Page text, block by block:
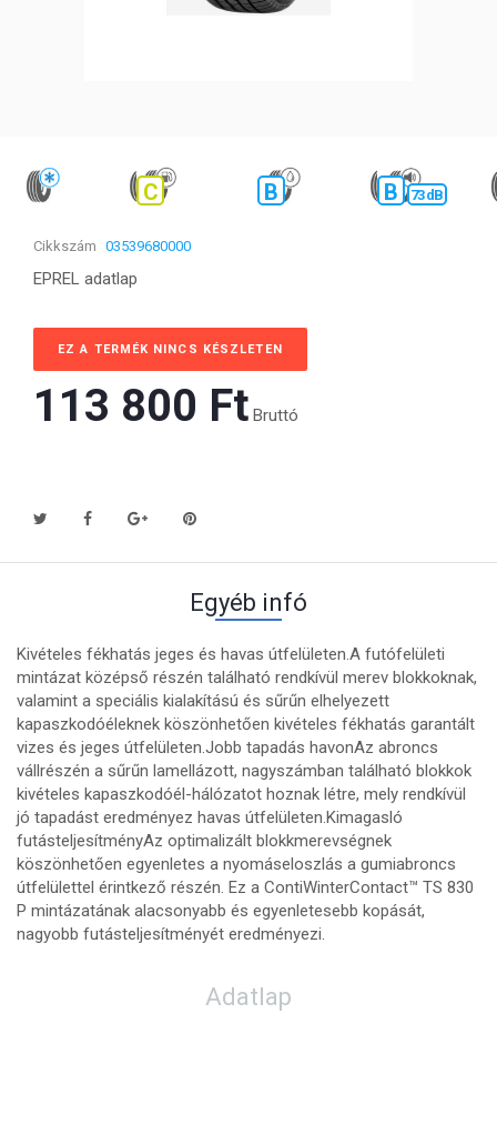
C B B 73 dB
Cikkszám 03539680000
EPREL adatlap
EZ A TERMÉK NINCS KÉSZLETEN
113 800 Ft‎ Bruttó
Egyéb infó
Kivételes fékhatás jeges és havas útfelületen.A futófelületi
mintázat középső részén található rendkívül merev blokkoknak,
valamint a speciális kialakítású és sűrűn elhelyezett
kapaszkodóéleknek köszönhetően kivételes fékhatás garantált
vizes és jeges útfelületen.Jobb tapadás havonAz abroncs
vállrészén a sűrűn lamellázott, nagyszámban található blokkok
kivételes kapaszkodóél-hálózatot hoznak létre, mely rendkívül
jó tapadást eredményez havas útfelületen.Kimagasló
futásteljesítményAz optimalizált blokkmerevségnek
köszönhetően egyenletes a nyomáseloszlás a gumiabroncs
útfelülettel érintkező részén. Ez a ContiWinterContact™ TS 830
P mintázatának alacsonyabb és egyenletesebb kopását,
nagyobb futásteljesítményét eredményezi.
Adatlap